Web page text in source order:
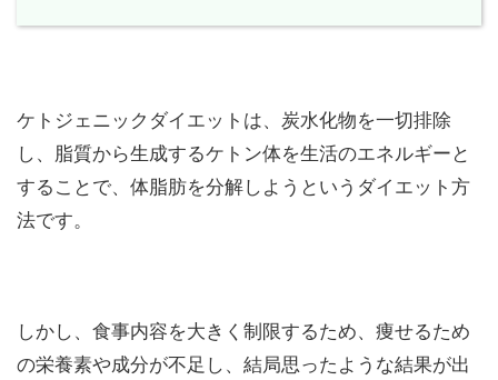
ケトジェニックダイエットは、炭水化物を一切排除
し、脂質から生成するケトン体を生活のエネルギーと
することで、体脂肪を分解しようというダイエット方
法です。
しかし、食事内容を大きく制限するため、痩せるため
の栄養素や成分が不足し、結局思ったような結果が出